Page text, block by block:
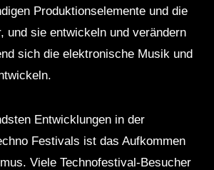
Produktionselemente und die
und sie entwickeln und verändern
sich die elektronische Musik und
Entwicklungen in der
Festivals ist das Aufkommen
Viele Technofestival-Besucher